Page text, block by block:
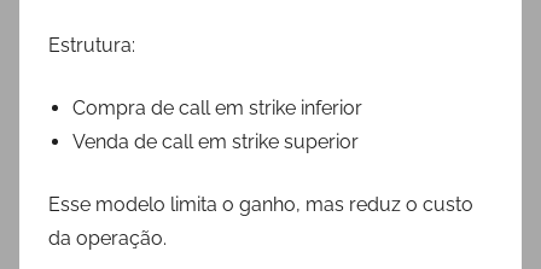
Estrutura:
Compra de call em strike inferior
Venda de call em strike superior
Esse modelo limita o ganho, mas reduz o custo
da operação.